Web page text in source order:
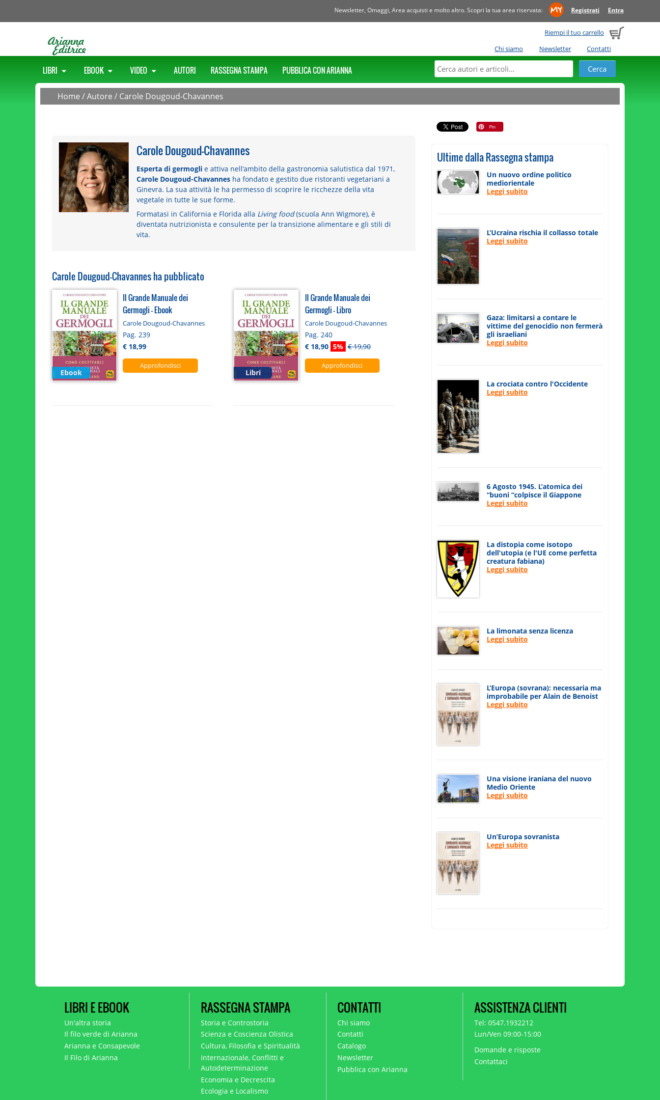
Newsletter, Omaggi, Area acquisti e molto altro. Scopri la tua area riservata: Registrati Entra
Riempi il tuo carrello
Chi siamo
Newsletter Contatti
LIBRI EBOOK VIDEO AUTORI RASSEGNA STAMPA PUBBLICA CON ARIANNA
Home /Autore / Carole Dougoud-Chavannes
Carole Dougoud-Chavannes
Esperta di germogli e attiva nell’ambito della gastronomia salutistica dal 1971,
Carole Dougoud-Chavannes ha fondato e gestito due ristoranti vegetariani a
Ginevra. La sua attività le ha permesso di scoprire le ricchezze della vita
vegetale in tutte le sue forme.
Formatasi in California e Florida alla Living food(scuola Ann Wigmore), è
diventata nutrizionista e consulente per la transizione alimentare e gli stili di
vita.
Carole Dougoud-Chavannes ha pubblicato
Ebook
Il Grande Manuale dei
Germogli - Ebook
Carole Dougoud-Chavannes
Pag. 239
€ 18,99
Approfondisci
Libri
Il Grande Manuale dei
Germogli - Libro
Carole Dougoud-Chavannes
Pag. 240
€ 18,90 5% € 19,90
Approfondisci
Ultime dalla Rassegna stampa
Un nuovo ordine politico
mediorientale
Leggi subito
L’Ucraina rischia il collasso totale
Leggi subito
Gaza: limitarsi a contare le
vittime del genocidio non fermerà
gli israeliani
Leggi subito
La crociata contro l'Occidente
Leggi subito
6 Agosto 1945. L’atomica dei
“buoni “colpisce il Giappone
Leggi subito
La distopia come isotopo
dell'utopia (e l'UE come perfetta
creatura fabiana)
Leggi subito
La limonata senza licenza
Leggi subito
L’Europa (sovrana): necessaria ma
improbabile per Alain de Benoist
Leggi subito
Una visione iraniana del nuovo
Medio Oriente
Leggi subito
Un’Europa sovranista
Leggi subito
LIBRI E EBOOK
Un'altra storia
Il filo verde di Arianna
Arianna e Consapevole
Il Filo di Arianna
RASSEGNA STAMPA
Storia e Controstoria
Scienza e Coscienza Olistica
Cultura, Filosofia e Spiritualità
Internazionale, Conflitti e
Autodeterminazione
Economia e Decrescita
Ecologia e Localismo
CONTATTI
Chi siamo
Contatti
Catalogo
Newsletter
Pubblica con Arianna
ASSISTENZA CLIENTI
Tel: 0547.1932212
Lun/Ven 09:00-15:00
Domande e risposte
Contattaci